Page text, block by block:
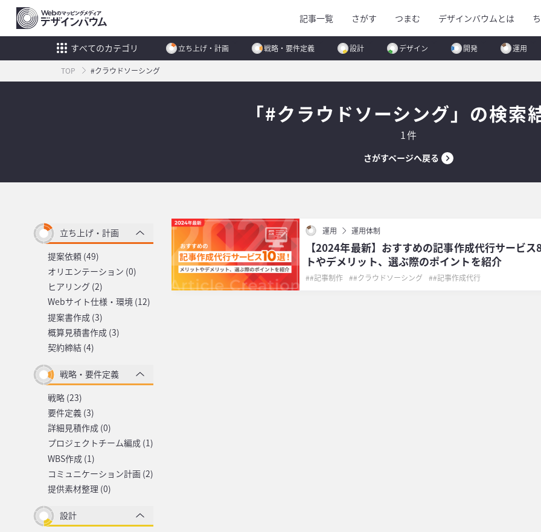
記事一覧 さがす つまむ デザインバウムとは
すべてのカテゴリ 立ち上げ・計画 戦略・要件定義 設計 デザイン 開発 運用
TOP #クラウドソーシング
「#クラウドソーシング」の検索
1件
さがすページへ戻る
運用 運用体制
【2024年最新】おすすめの記事作成代行サービ
トやデメリット、選ぶ際のポイントを紹介
#記事制作 #クラウドソーシング #記事作成代行
立ち上げ・計画
提案依頼 (49)
オリエンテーション (0)
ヒアリング (2)
Webサイト仕様・環境 (12)
提案書作成 (3)
概算見積書作成 (3)
契約締結 (4)
戦略・要件定義
戦略 (23)
要件定義 (3)
詳細見積作成 (0)
プロジェクトチーム編成 (1)
WBS作成 (1)
コミュニケーション計画 (2)
提供素材整理 (0)
設計